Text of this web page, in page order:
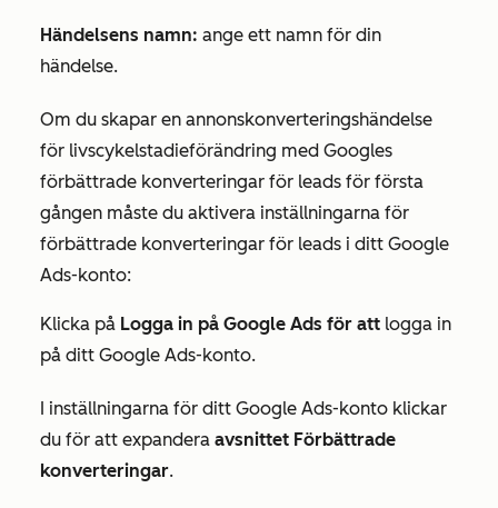
Händelsens namn: ange ett namn för din
händelse.
Om du skapar en annonskonverteringshändelse
för livscykelstadieförändring med Googles
förbättrade konverteringar för leads för första
gången måste du aktivera inställningarna för
förbättrade konverteringar för leads i ditt Google
Ads-konto:
Klicka på Logga in på Google Ads för att logga in
på ditt Google Ads-konto.
I inställningarna för ditt Google Ads-konto klickar
du för att expandera avsnittet Förbättrade
konverteringar.